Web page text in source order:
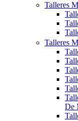
Talleres
Talleres
De